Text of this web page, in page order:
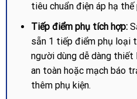
tiêu chuẩn điện áp hạ thế
Tiếp điểm phụ tích hợp:
sẵn 1 tiếp điểm phụ loại
người dùng dễ dàng thiết
an toàn hoặc mạch báo
thêm phụ kiện.